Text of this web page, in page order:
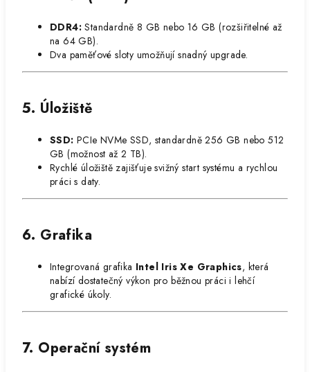
DDR4: Standardně 8 GB nebo 16 GB (rozšiřitelné až
na 64 GB).
Dva paměťové sloty umožňují snadný upgrade.
5. Úložiště
SSD: PCIe NVMe SSD, standardně 256 GB nebo 512
GB (možnost až 2 TB).
Rychlé úložiště zajišťuje svižný start systému a rychlou
práci s daty.
6. Grafika
Integrovaná grafika Intel Iris Xe Graphics, která
nabízí dostatečný výkon pro běžnou práci i lehčí
grafické úkoly.
7. Operační systém